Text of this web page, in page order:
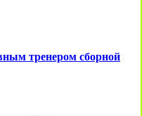
тренером сборной